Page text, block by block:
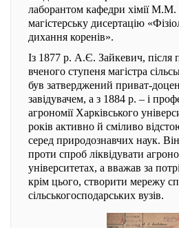
лаборантом кафедри хімії М.М.
магістерську дисертацію
дихання коренів».
Із 1877 р. А.Є. Зайкевич,
вченого ступеня магістра
був затверджений приват-
завідувачем, а з 1884 р. – і
агрономії Харківського
років активно й сміливо
серед природознавчих наук.
проти спроб ліквідувати
університетах, а вважав за
крім цього, створити мережу
сільськогосподарських вузів.